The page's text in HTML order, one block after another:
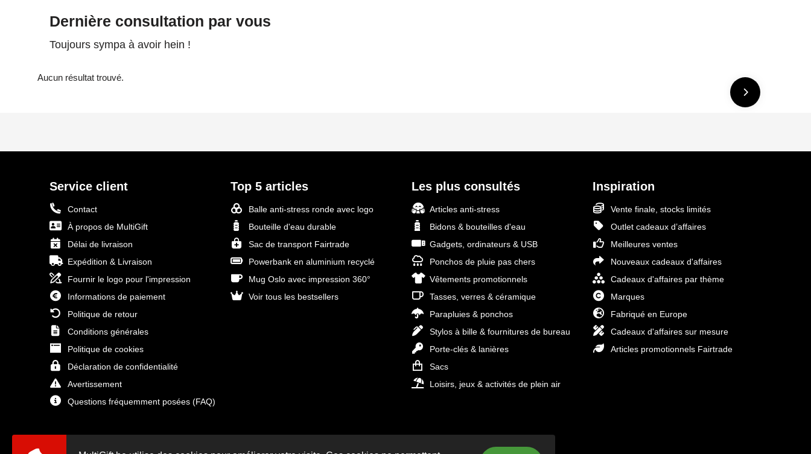
Dernière consultation par vous
Toujours sympa à avoir hein !
Aucun résultat trouvé.
Service client
Contact
À propos de MultiGift
Délai de livraison
Expédition & Livraison
Fournir le logo pour l'impression
Informations de paiement
Politique de retour
Conditions générales
Politique de cookies
Déclaration de confidentialité
Avertissement
Questions fréquemment posées (FAQ)
Top 5 articles
Balle anti-stress ronde avec logo
Bouteille d'eau durable
Sac de transport Fairtrade
Powerbank en aluminium recyclé
Mug Oslo avec impression 360°
Voir tous les bestsellers
Les plus consultés
Articles anti-stress
Bidons & bouteilles d'eau
Gadgets, ordinateurs & USB
Ponchos de pluie pas chers
Vêtements promotionnels
Tasses, verres & céramique
Parapluies & ponchos
Stylos à bille & fournitures de bureau
Porte-clés & lanières
Sacs
Loisirs, jeux & activités de plein air
Inspiration
Vente finale, stocks limités
Outlet cadeaux d’affaires
Meilleures ventes
Nouveaux cadeaux d'affaires
Cadeaux d'affaires par thème
Marques
Fabriqué en Europe
Cadeaux d'affaires sur mesure
Articles promotionnels Fairtrade